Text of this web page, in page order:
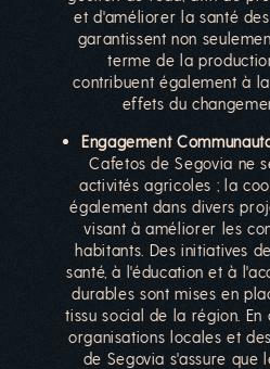
et d'améliorer la santé
garantissent non
terme de la
contribuent également à
effets du
Engagement
Cafetos de Segovia ne
activités agricoles ; la
également dans divers
visant à améliorer les
habitants. Des initiatives
santé, à l'éducation et à
durables sont mises en
tissu social de la région.
organisations locales et
de Segovia s'assure que